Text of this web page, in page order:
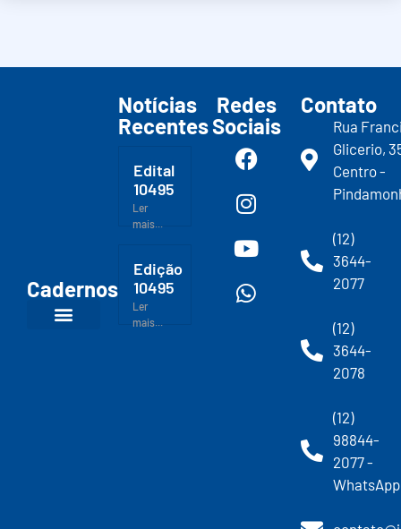
Cadernos
Notícias
Recentes
Edital
10495
Ler
mais...
Edição
10495
Ler
mais...
Redes
Sociais
Contato
Rua
Glicerio,
Centro -
(12)
3644-
2077
(12)
3644-
2078
(12)
98844-
2077 -
WhatsApp